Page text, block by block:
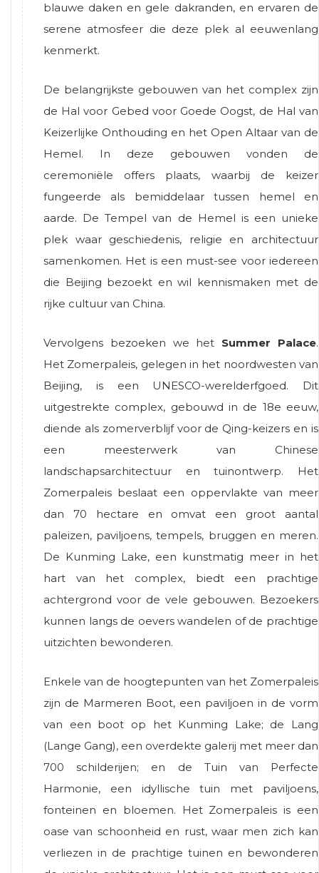
blauwe daken en gele dakranden, en ervaren de
serene atmosfeer die deze plek al eeuwenlang
kenmerkt.
De belangrijkste gebouwen van het complex zijn
de Hal voor Gebed voor Goede Oogst, de Hal van
Keizerlijke Onthouding en het Open Altaar van de
Hemel. In deze gebouwen vonden de
ceremoniële offers plaats, waarbij de keizer
fungeerde als bemiddelaar tussen hemel en
aarde. De Tempel van de Hemel is een unieke
plek waar geschiedenis, religie en architectuur
samenkomen. Het is een must-see voor iedereen
die Beijing bezoekt en wil kennismaken met de
rijke cultuur van China.
Vervolgens bezoeken we het Summer Palace.
Het Zomerpaleis, gelegen in het noordwesten van
Beijing, is een UNESCO-werelderfgoed. Dit
uitgestrekte complex, gebouwd in de 18e eeuw,
diende als zomerverblijf voor de Qing-keizers en is
een meesterwerk van Chinese
landschapsarchitectuur en tuinontwerp. Het
Zomerpaleis beslaat een oppervlakte van meer
dan 70 hectare en omvat een groot aantal
paleizen, paviljoens, tempels, bruggen en meren.
De Kunming Lake, een kunstmatig meer in het
hart van het complex, biedt een prachtige
achtergrond voor de vele gebouwen. Bezoekers
kunnen langs de oevers wandelen of de prachtige
uitzichten bewonderen.
Enkele van de hoogtepunten van het Zomerpaleis
zijn de Marmeren Boot, een paviljoen in de vorm
van een boot op het Kunming Lake; de Lang
(Lange Gang), een overdekte galerij met meer dan
700 schilderijen; en de Tuin van Perfecte
Harmonie, een idyllische tuin met paviljoens,
fonteinen en bloemen. Het Zomerpaleis is een
oase van schoonheid en rust, waar men zich kan
verliezen in de prachtige tuinen en bewonderen